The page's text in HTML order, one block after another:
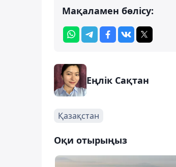
Мақаламен бөлісу:
Еңлік Сақтан
Қазақстан
Оқи отырыңыз